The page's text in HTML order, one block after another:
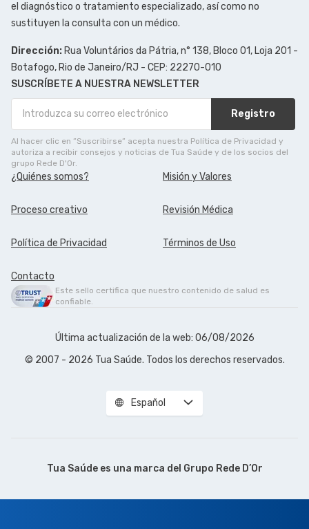
el diagnóstico o tratamiento especializado, así como no
sustituyen la consulta con un médico.
Dirección: Rua Voluntários da Pátria, n° 138, Bloco 01, Loja 201 -
Botafogo, Rio de Janeiro/RJ - CEP: 22270-010
SUSCRÍBETE A NUESTRA NEWSLETTER
Registro
Al hacer clic en ”Suscribirse” acepta nuestra Política de Privacidad y
autoriza a recibir consejos y noticias de Tua Saúde y de los socios del
grupo Rede D'Or.
¿Quiénes somos? Misión y Valores
Proceso creativo Revisión Médica
Política de Privacidad Términos de Uso
Contacto
Este sello certifica que nuestro contenido de salud es
confiable.
Última actualización de la web: 06/08/2026
© 2007 - 2026 Tua Saúde. Todos los derechos reservados.
Español
Tua Saúde es una marca del Grupo Rede D’Or